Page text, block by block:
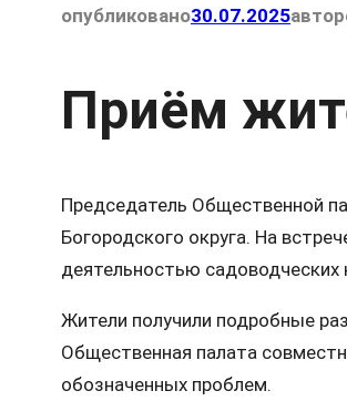
опубликовано30.07.2025
Приём
Председатель Общественной
Богородского округа. На
деятельностью
Жители получили подробные
Общественная палата
обозначенных проблем.